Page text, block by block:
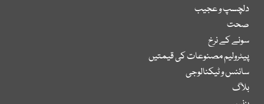
دلچسپ و عجیب
صحت
سونے کے نرخ
پیٹرولیم مصنوعات کی قیمتیں
سائنس و ٹیکنالوجی
بلاگ